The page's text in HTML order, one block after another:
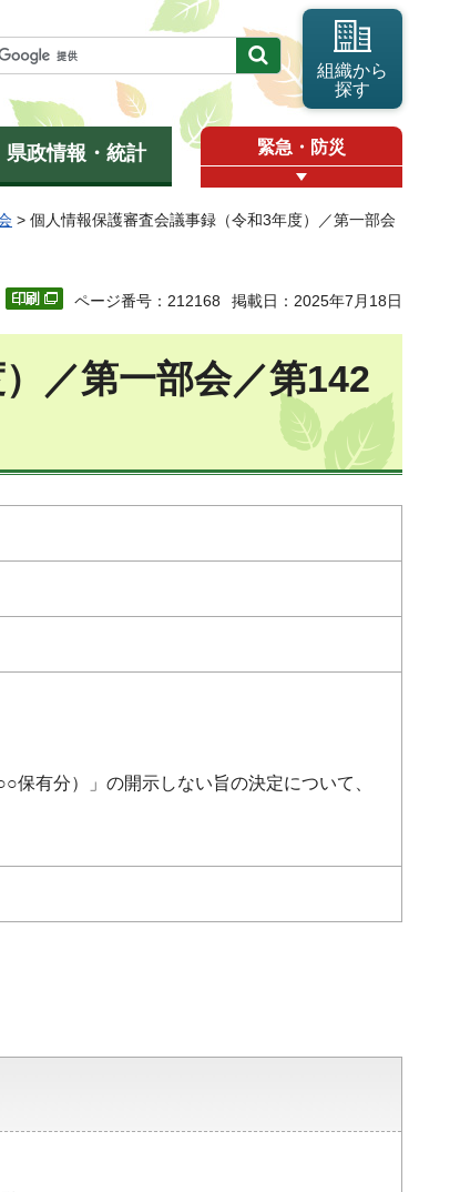
組織から
探す
県政情報・統計 緊急・防災
> 個人情報保護審査会議事録（令和3年度）／第一部会
ページ番号：212168 掲載日：2025年7月18日
／第一部会／第142
保有分）」の開示しない旨の決定について、